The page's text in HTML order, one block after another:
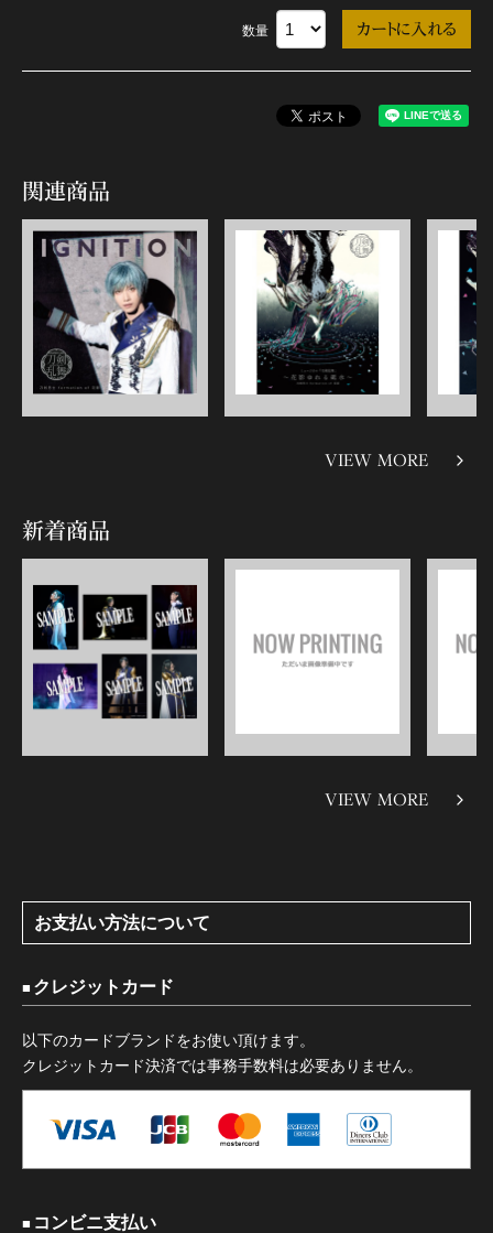
数量
関連商品
VIEW MORE
新着商品
VIEW MORE
お支払い方法について
クレジットカード
以下のカードブランドをお使い頂けます。
クレジットカード決済では事務手数料は必要ありません。
コンビニ支払い